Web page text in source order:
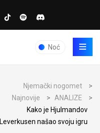
Noć
Njemački nogomet
>
Najnovije
> ANALIZE
>
Kako je Hjulmandov
Leverkusen našao svoju igru